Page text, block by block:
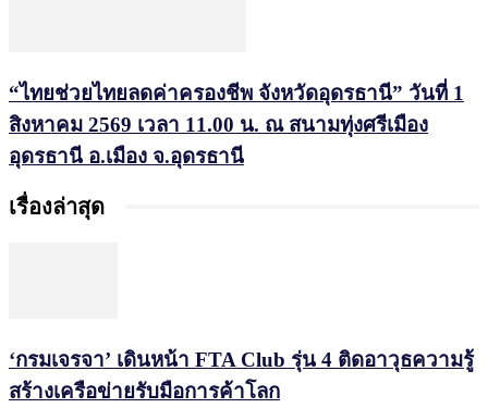
“ไทยช่วยไทยลดค่าครองชีพ จังหวัดอุดรธานี” วันที่ 1
สิงหาคม 2569 เวลา 11.00 น. ณ สนามทุ่งศรีเมือง
อุดรธานี อ.เมือง จ.อุดรธานี
เรื่องล่าสุด
‘กรมเจรจา’ เดินหน้า FTA Club รุ่น 4 ติดอาวุธความรู้
สร้างเครือข่ายรับมือการค้าโลก